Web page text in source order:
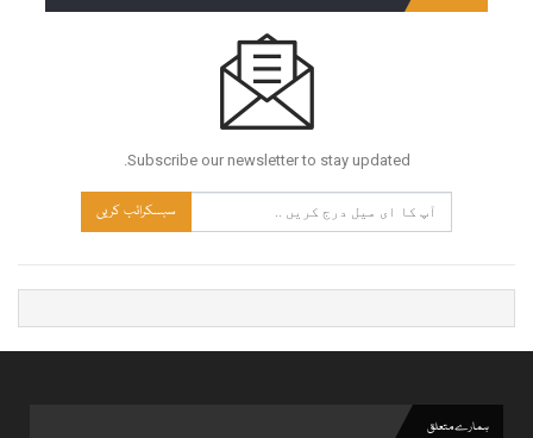
Subscribe our newsletter to stay updated.
سبسکرائب کریں
ہمارے متعلق